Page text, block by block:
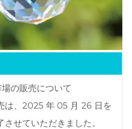
の販売について
は、2025 年 05 月 26 日を
させていただきました。